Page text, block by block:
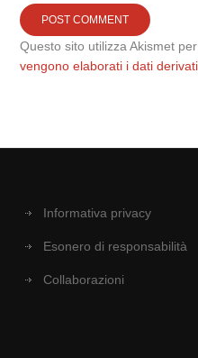
Questo sito utilizza Akismet
vengono elaborati i dati
Informativa privacy
Esonero di responsabilità
Collaborazioni